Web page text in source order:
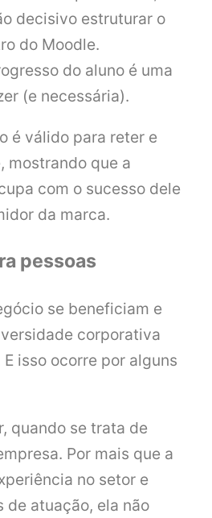
decisivo estruturar o
do Moodle.
do aluno é uma
(e necessária).
é válido para reter e
mostrando que a
com o sucesso dele
da marca.
pessoas
se beneficiam e
corporativa
isso ocorre por alguns
quando se trata de
Por mais que a
no setor e
de atuação, ela não